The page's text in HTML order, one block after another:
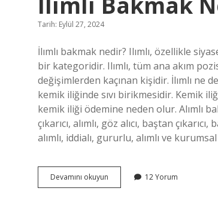
Tarih: Eylül 27, 2024
İlımlı bakmak nedir? Ilımlı, özellikle
bir kategoridir. Ilımlı, tüm ana akım
değişimlerden kaçınan kişidir. İlımlı ne
kemik iliğinde sıvı birikmesidir. Kemik
kemik iliği ödemine neden olur. Alımlı
çıkarıcı, alımlı, göz alıcı, baştan
alımlı, iddialı, gururlu, alımlı ve
Devamını okuyun
Bakmak
12 Yorum